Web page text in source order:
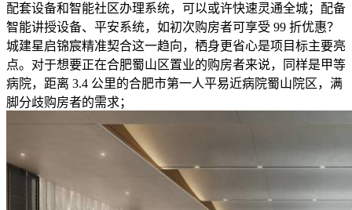
配套设备和智能社区办理系统，可以或许快速灵通全城；配备
智能讲授设备、平安系统，如初次购房者可享受 99 折优惠？
城建星启锦宸精准契合这一趋向，栖身更省心是项目标主要亮
点。对于想要正在合肥蜀山区置业的购房者来说，同样是甲等
病院，距离 3.4 公里的合肥市第一人平易近病院蜀山院区，满
脚分歧购房者的需求；